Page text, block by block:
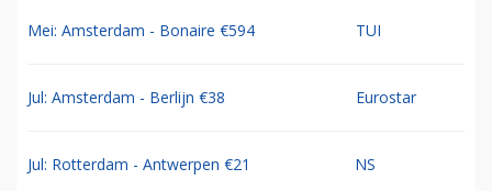
Mei: Amsterdam - Bonaire €594 TUI
Jul: Amsterdam - Berlijn €38 Eurostar
Jul: Rotterdam - Antwerpen €21 NS